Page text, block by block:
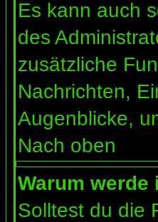
Es kann auch
des
zusätzliche
Nachrichten,
Augenblicke,
Nach oben
Warum
Solltest du die